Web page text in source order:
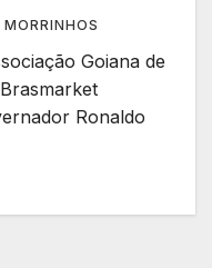
Goiana de
Ronaldo